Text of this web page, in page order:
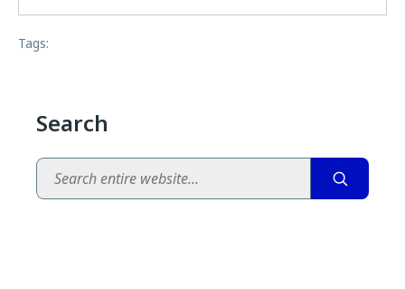
Tags:
Search
Search